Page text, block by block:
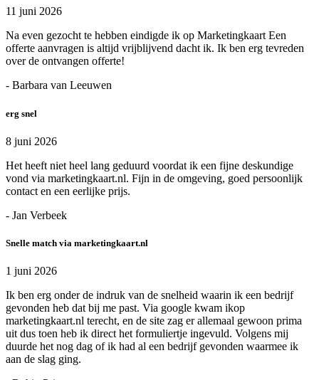
11 juni 2026
Na even gezocht te hebben eindigde ik op Marketingkaart Een
offerte aanvragen is altijd vrijblijvend dacht ik. Ik ben erg tevreden
over de ontvangen offerte!
- Barbara van Leeuwen
erg snel
8 juni 2026
Het heeft niet heel lang geduurd voordat ik een fijne deskundige
vond via marketingkaart.nl. Fijn in de omgeving, goed persoonlijk
contact en een eerlijke prijs.
- Jan Verbeek
Snelle match via marketingkaart.nl
1 juni 2026
Ik ben erg onder de indruk van de snelheid waarin ik een bedrijf
gevonden heb dat bij me past. Via google kwam ikop
marketingkaart.nl terecht, en de site zag er allemaal gewoon prima
uit dus toen heb ik direct het formuliertje ingevuld. Volgens mij
duurde het nog dag of ik had al een bedrijf gevonden waarmee ik
aan de slag ging.